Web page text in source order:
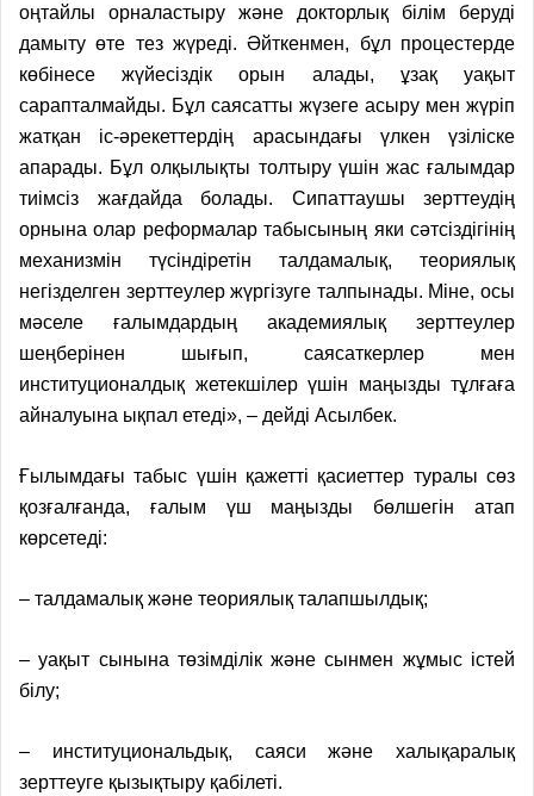
оңтайлы орналастыру және докторлық білім беруді
дамыту өте тез жүреді. Әйткенмен, бұл процестерде
көбінесе жүйесіздік орын алады, ұзақ уақыт
сарапталмайды. Бұл саясатты жүзеге асыру мен жүріп
жатқан іс-әрекеттердің арасындағы үлкен үзіліске
апарады. Бұл олқылықты толтыру үшін жас ғалымдар
тиімсіз жағдайда болады. Сипаттаушы зерттеудің
орнына олар реформалар табысының яки сәтсіздігінің
механизмін түсіндіретін талдамалық, теориялық
негізделген зерттеулер жүргізуге талпынады. Міне, осы
мәселе ғалымдардың академиялық зерттеулер
шеңберінен шығып, саясаткерлер мен
институционалдық жетекшілер үшін маңызды тұлғаға
айналуына ықпал етеді», – дейді Асылбек.
Ғылымдағы табыс үшін қажетті қасиеттер туралы сөз
қозғалғанда, ғалым үш маңызды бөлшегін атап
көрсетеді:
– талдамалық және теориялық талапшылдық;
– уақыт сынына төзімділік және сынмен жұмыс істей
білу;
– институциональдық, саяси және халықаралық
зерттеуге қызықтыру қабілеті.